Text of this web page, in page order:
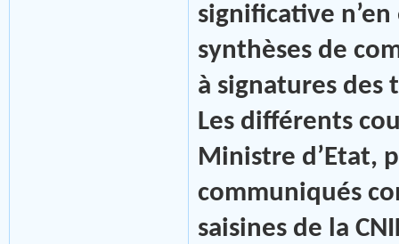
significative
synthèses de
à signatures des
Les différents
Ministre d’Etat,
communiqués
saisines de la